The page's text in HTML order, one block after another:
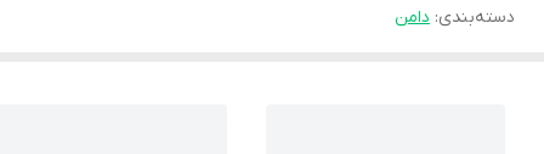
دسته‌بندی: دامن